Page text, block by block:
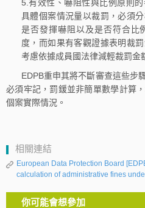
5.有效性、嚇阻性與比例原則
具體個案情況量以裁罰，必須
是否發揮嚇阻以及是否符合比
度，而如果有客觀證據表明裁
考慮依據成員國法律減輕裁罰金
EDPB重申其將不斷審查這些步
必須牢記，罰鍰並非簡單數學計算
個案實際情況。
相關連結
European Data Protection Board
calculation of administrative fines
你可能會想參加